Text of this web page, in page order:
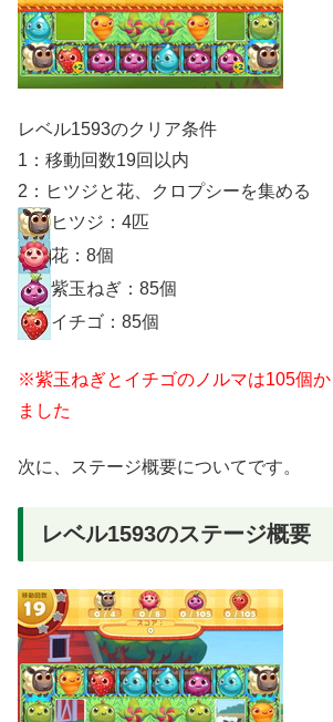
レベル1593のクリア条件
1：移動回数19回以内
2：ヒツジと花、クロプシーを集める
ヒツジ：4匹
花：8個
紫玉ねぎ：85個
イチゴ：85個
※紫玉ねぎとイチゴのノルマは105個
ました
次に、ステージ概要についてです。
レベル1593のステージ概要